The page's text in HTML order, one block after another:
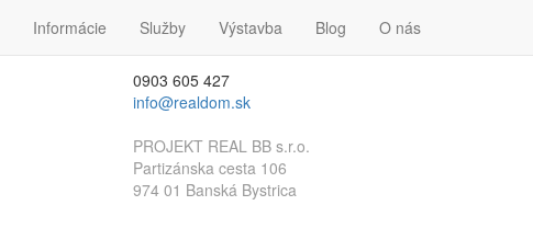
Informácie Služby Výstavba Blog O nás
Kontakt
0903 605 427
info@realdom.sk
PROJEKT REAL BB s.r.o.
Partizánska cesta 106
974 01 Banská Bystrica